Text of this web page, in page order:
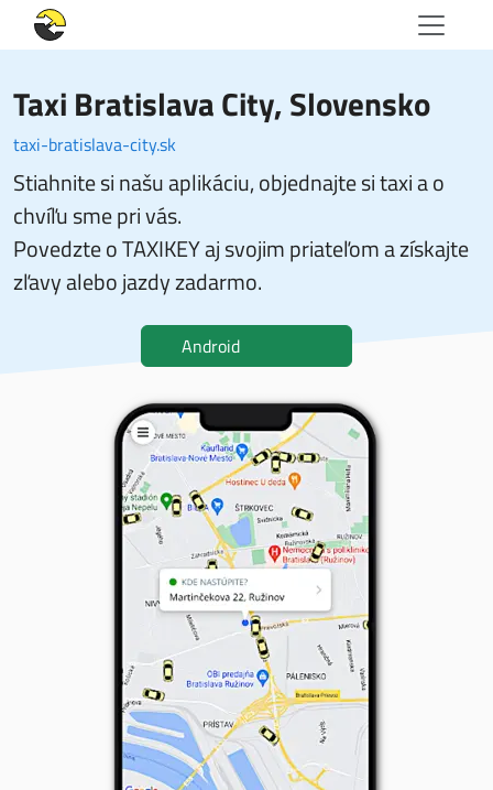
Taxi Bratislava City, Slovensko
taxi-bratislava-city.sk
Stiahnite si našu aplikáciu, objednajte si taxi a o
chvíľu sme pri vás.
Povedzte o TAXIKEY aj svojim priateľom a získajte
zľavy alebo jazdy zadarmo.
Android